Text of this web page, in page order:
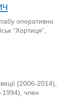
оперативно
“Хортиця”,
(2006-2014),
1994), член